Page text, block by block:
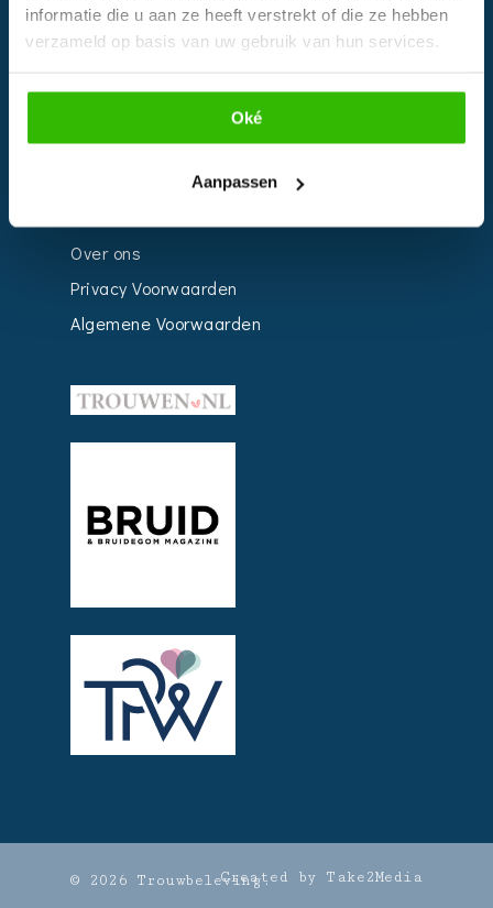
informatie die u aan ze heeft verstrekt of die ze hebben
verzameld op basis van uw gebruik van hun services.
Oké
Aanpassen
Impressie
Weddingplanner
Over ons
Privacy Voorwaarden
Algemene Voorwaarden
© 2026 Trouwbeleving.Created by Take2Media